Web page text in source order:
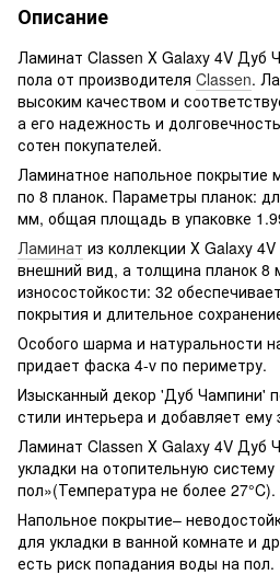
Описание
Ламинат Classen Х Galaxy 4V Дуб
пола от производителя Classen.
высоким качеством и
а его надежность и
сотен покупателей.
Ламинатное напольное покрытие
по 8 планок. Параметры планок:
мм, общая площадь в упаковке
Ламинат из коллекции Х Galaxy
внешний вид, а толщина планок 8
износостойкости: 32
покрытия и длительное
Особого шарма и натуральности
придает фаска 4-v по периметру.
Изысканный декор 'Дуб Чампини'
стили интерьера и добавляет ему
Ламинат Classen Х Galaxy 4V Дуб
укладки на отопительную систему
пол»(Температура не более 27°C).
Напольное покрытие–
для укладки в ванной комнате и
есть риск попадания воды на пол.